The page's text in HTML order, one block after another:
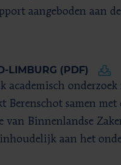
aangeboden aan
LIMBURG (PDF)
onderzoek
Berenschot samen
Binnenlandse
aan het